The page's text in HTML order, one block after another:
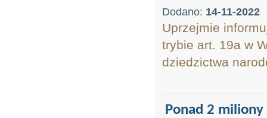
Dodano: 14-11-2022
Uprzejmie
trybie art. 19a w
dziedzictwa
Ponad 2